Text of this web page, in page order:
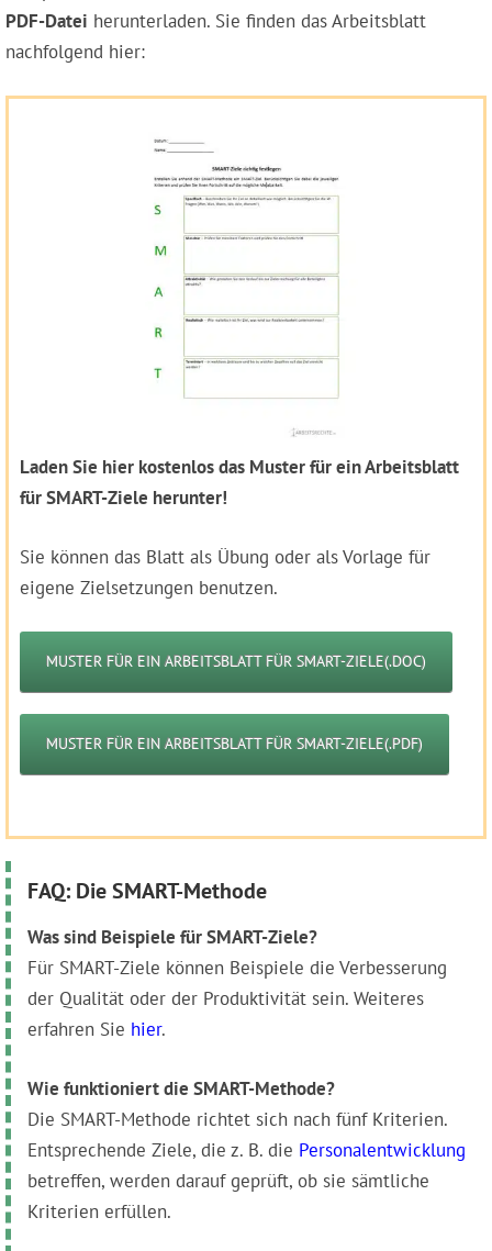
PDF-Datei herunterladen. Sie finden das Arbeitsblatt
nachfolgend hier:
Laden Sie hier kostenlos das Muster für ein Arbeitsblatt
für SMART-Ziele herunter!
Sie können das Blatt als Übung oder als Vorlage für
eigene Zielsetzungen benutzen.
MUSTER FÜR EIN ARBEITSBLATT FÜR SMART-ZIELE(.DOC)
MUSTER FÜR EIN ARBEITSBLATT FÜR SMART-ZIELE(.PDF)
FAQ: Die SMART-Methode
Was sind Beispiele für SMART-Ziele?
Für SMART-Ziele können Beispiele die Verbesserung
der Qualität oder der Produktivität sein. Weiteres
erfahren Sie hier.
Wie funktioniert die SMART-Methode?
Die SMART-Methode richtet sich nach fünf Kriterien.
Entsprechende Ziele, die z. B. die Personalentwicklung
betreffen, werden darauf geprüft, ob sie sämtliche
Kriterien erfüllen.